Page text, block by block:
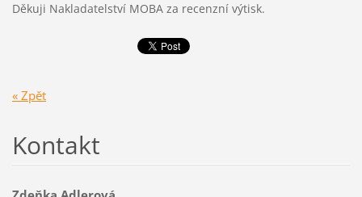
Děkuji Nakladatelství MOBA za recenzní výtisk.
« Zpět
Kontakt